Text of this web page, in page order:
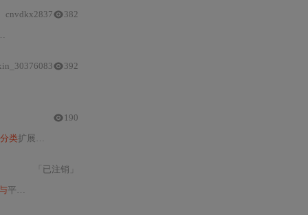
cnvdkx2837 382
区域重叠，二者组合可协同
392
分类扩展 与
190
平台化部署全流程。首先，从核心模型YOLOv
「已注销」